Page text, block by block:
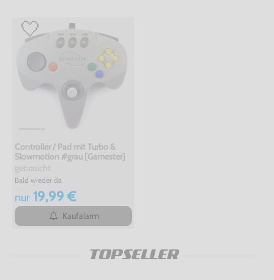
Controller / Pad mit Turbo &
Slowmotion #grau [Gamester]
Bald wieder da
nur19,99 €
Kaufalarm
TOPSELLER